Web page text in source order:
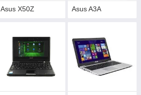
Asus X50Z Asus A3A